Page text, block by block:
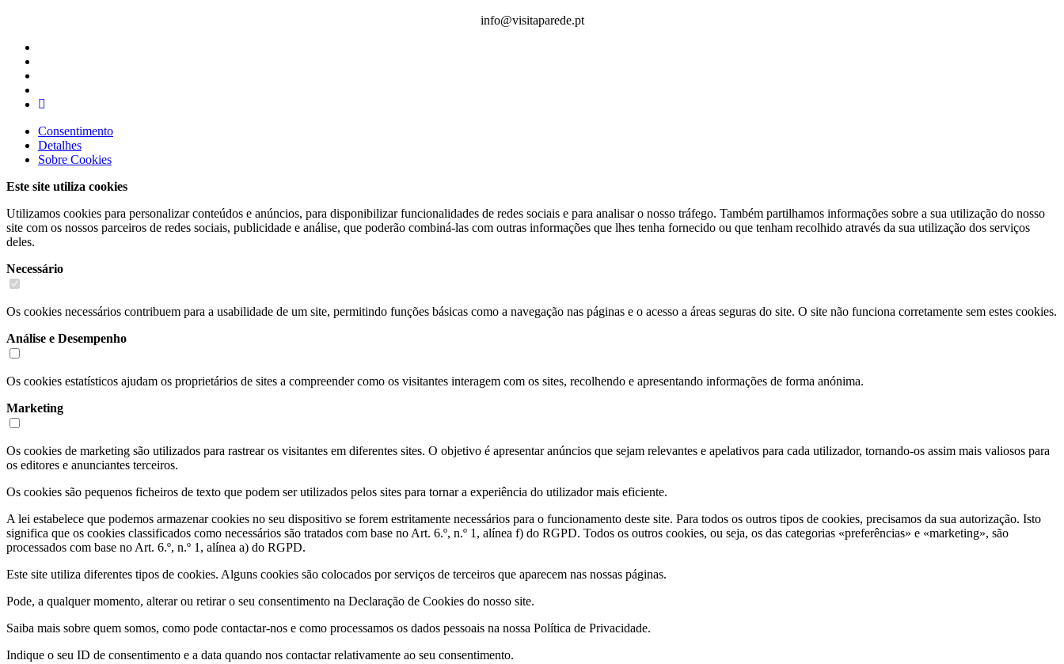
info@visitaparede.pt
Consentimento
Detalhes
Sobre Cookies
Este site utiliza cookies
Utilizamos cookies para personalizar conteúdos e anúncios, para disponibilizar funcionalidades de redes sociais e para analisar o nosso tráfego. Também partilhamos informações sobre a sua utilização do nosso
site com os nossos parceiros de redes sociais, publicidade e análise, que poderão combiná-las com outras informações que lhes tenha fornecido ou que tenham recolhido através da sua utilização dos serviços
deles.
Necessário
Os cookies necessários contribuem para a usabilidade de um site, permitindo funções básicas como a navegação nas páginas e o acesso a áreas seguras do site. O site não funciona corretamente sem estes cookies.
Análise e Desempenho
Os cookies estatísticos ajudam os proprietários de sites a compreender como os visitantes interagem com os sites, recolhendo e apresentando informações de forma anónima.
Marketing
Os cookies de marketing são utilizados para rastrear os visitantes em diferentes sites. O objetivo é apresentar anúncios que sejam relevantes e apelativos para cada utilizador, tornando-os assim mais valiosos para
os editores e anunciantes terceiros.
Os cookies são pequenos ficheiros de texto que podem ser utilizados pelos sites para tornar a experiência do utilizador mais eficiente.
A lei estabelece que podemos armazenar cookies no seu dispositivo se forem estritamente necessários para o funcionamento deste site. Para todos os outros tipos de cookies, precisamos da sua autorização. Isto
significa que os cookies classificados como necessários são tratados com base no Art. 6.º, n.º 1, alínea f) do RGPD. Todos os outros cookies, ou seja, os das categorias «preferências» e «marketing», são
processados com base no Art. 6.º, n.º 1, alínea a) do RGPD.
Este site utiliza diferentes tipos de cookies. Alguns cookies são colocados por serviços de terceiros que aparecem nas nossas páginas.
Pode, a qualquer momento, alterar ou retirar o seu consentimento na Declaração de Cookies do nosso site.
Saiba mais sobre quem somos, como pode contactar-nos e como processamos os dados pessoais na nossa Política de Privacidade.
Indique o seu ID de consentimento e a data quando nos contactar relativamente ao seu consentimento.